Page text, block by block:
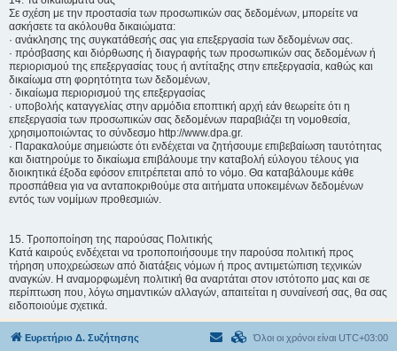
Σε σχέση με την προστασία των προσωπικών σας δεδομένων, μπορείτε να
ασκήσετε τα ακόλουθα δικαιώματα:
· ανάκλησης της συγκατάθεσής σας για επεξεργασία των δεδομένων σας.
· πρόσβασης και διόρθωσης ή διαγραφής των προσωπικών σας δεδομένων ή
περιορισμού της επεξεργασίας τους ή αντίταξης στην επεξεργασία, καθώς και
δικαίωμα στη φορητότητα των δεδομένων,
· δικαίωμα περιορισμού της επεξεργασίας
· υποβολής καταγγελίας στην αρμόδια εποπτική αρχή εάν θεωρείτε ότι η
επεξεργασία των προσωπικών σας δεδομένων παραβιάζει τη νομοθεσία,
χρησιμοποιώντας το σύνδεσμο http://www.dpa.gr.
· Παρακαλούμε σημειώστε ότι ενδέχεται να ζητήσουμε επιβεβαίωση ταυτότητας
και διατηρούμε το δικαίωμα επιβάλουμε την καταβολή εύλογου τέλους για
διοικητικά έξοδα εφόσον επιτρέπεται από το νόμο. Θα καταβάλουμε κάθε
προσπάθεια για να ανταποκριθούμε στα αιτήματα υποκειμένων δεδομένων
εντός των νομίμων προθεσμιών.
15. Τροποποίηση της παρούσας Πολιτικής
Κατά καιρούς ενδέχεται να τροποποιήσουμε την παρούσα πολιτική προς
τήρηση υποχρεώσεων από διατάξεις νόμων ή προς αντιμετώπιση τεχνικών
αναγκών. Η αναμορφωμένη πολιτική θα αναρτάται στον ιστότοπο μας και σε
περίπτωση που, λόγω σημαντικών αλλαγών, απαιτείται η συναίνεσή σας, θα σας
ειδοποιούμε σχετικά.
Ευρετήριο Δ. Συζήτησης Όλοι οι χρόνοι είναι UTC+03:00